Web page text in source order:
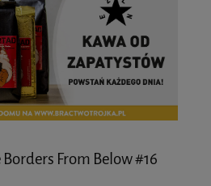
From Below #16